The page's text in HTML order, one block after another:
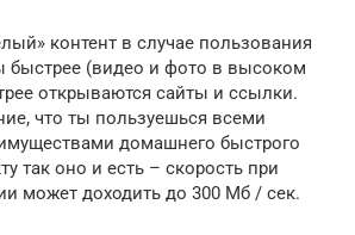
контент в случае пользования
быстрее (видео и фото в высоком
открываются сайты и ссылки.
что ты пользуешься всеми
домашнего быстрого
так оно и есть – скорость при
может доходить до 300 Мб / сек.